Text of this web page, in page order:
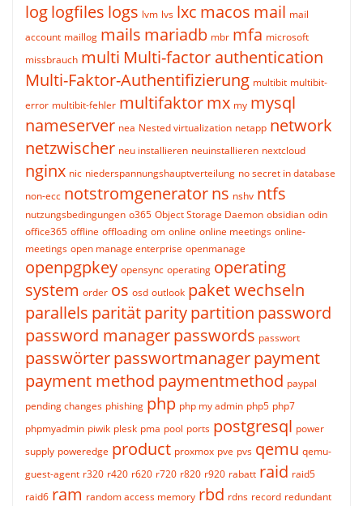
loglogfiles logs lvm lvs lxc macos mail mail
account maillog mails mariadb mbr mfa microsoft
missbrauch multi Multi-factor authentication
Multi-Faktor-Authentifizierung multibit multibit-
error multibit-fehler multifaktormx my mysql
nameserver nea Nested virtualization netapp network
netzwischer neu installieren neuinstallieren nextcloud
nginx nic niederspannungshauptverteilung no secret in database
non-ecc notstromgeneratorns nshv ntfs
nutzungsbedingungen o365 Object Storage Daemon obsidian odin
office365 offline offloading om online online meetings online-
meetings open manage enterprise openmanage
openpgpkey opensync operating operating
system order os osd outlook paket wechseln
parallels paritätparitypartition password
password managerpasswords passwort
passwörterpasswortmanagerpayment
payment method paymentmethod paypal
pending changes phishing php php my admin php5 php7
phpmyadmin piwik plesk pma pool ports postgresql power
supply poweredge product proxmox pve pvs qemu qemu-
guest-agent r320 r420 r620 r720 r820 r920 rabatt raid raid5
raid6 ram random access memory rbd rdns record redundant